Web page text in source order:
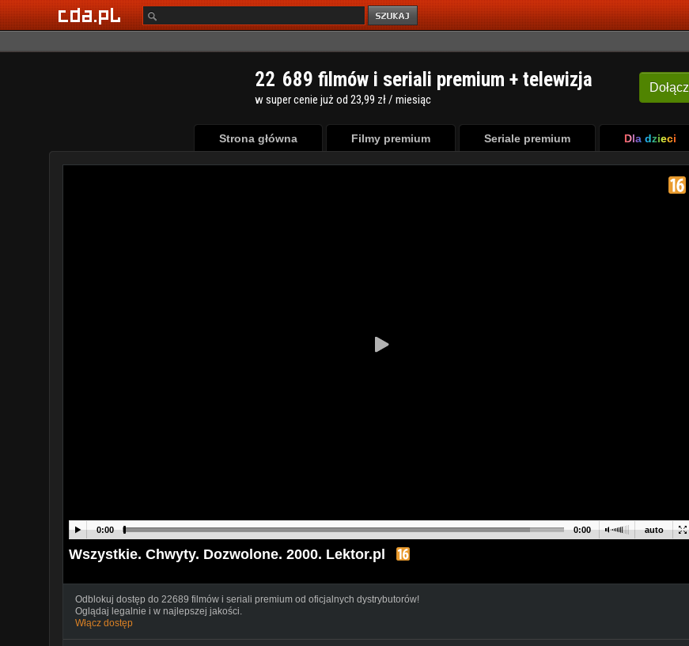
Dołącz
22 689 filmów i seriali premium + telewizja
w super cenie już od 23,99 zł / miesiąc
Strona główna Filmy premium Seriale premium Dla dzieci
auto
0:00 0:00
Wszystkie. Chwyty. Dozwolone. 2000. Lektor.pl
Odblokuj dostęp do 22689 filmów i seriali premium od oficjalnych dystrybutorów!
Oglądaj legalnie i w najlepszej jakości.
Włącz dostęp